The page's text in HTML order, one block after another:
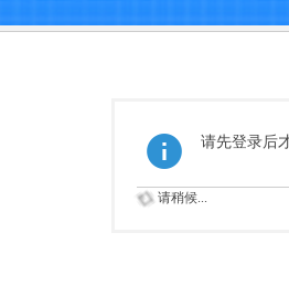
请先登录后
请稍候...